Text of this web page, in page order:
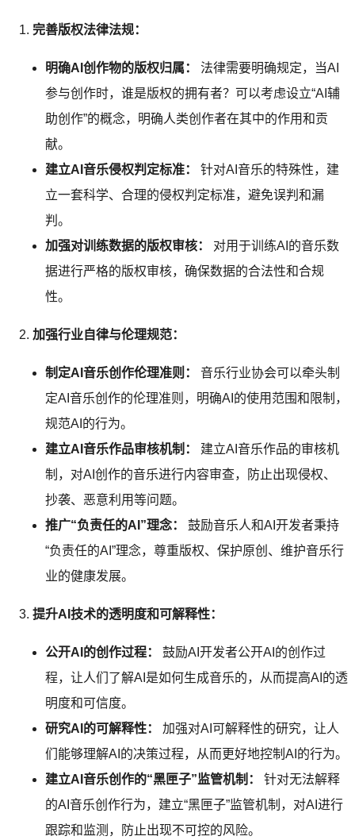
完善版权法律法规：
明确AI创作物的版权归属：
法律需要明确规定，当AI
参与创作时，谁是版权的拥有者？可以考虑设立“AI辅
助创作”的概念，明确人类创作者在其中的作用和贡
献。
建立AI音乐侵权判定标准：
针对AI音乐的特殊性，建
立一套科学、合理的侵权判定标准，避免误判和漏
判。
加强对训练数据的版权审核：
对用于训练AI的音乐数
据进行严格的版权审核，确保数据的合法性和合规
性。
加强行业自律与伦理规范：
制定AI音乐创作伦理准则：
音乐行业协会可以牵头制
定AI音乐创作的伦理准则，明确AI的使用范围和限制，
规范AI的行为。
建立AI音乐作品审核机制：
建立AI音乐作品的审核机
制，对AI创作的音乐进行内容审查，防止出现侵权、
抄袭、恶意利用等问题。
推广“负责任的AI”理念：
鼓励音乐人和AI开发者秉持
“负责任的AI”理念，尊重版权、保护原创、维护音乐行
业的健康发展。
提升AI技术的透明度和可解释性：
公开AI的创作过程：
鼓励AI开发者公开AI的创作过
程，让人们了解AI是如何生成音乐的，从而提高AI的透
明度和可信度。
研究AI的可解释性：
加强对AI可解释性的研究，让人
们能够理解AI的决策过程，从而更好地控制AI的行为。
建立AI音乐创作的“黑匣子”监管机制：
针对无法解释
的AI音乐创作行为，建立“黑匣子”监管机制，对AI进行
跟踪和监测，防止出现不可控的风险。